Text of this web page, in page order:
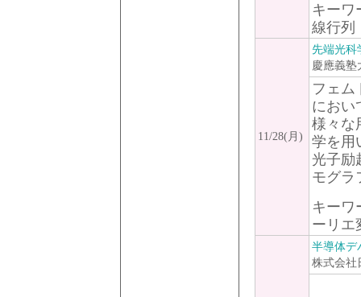
キーワ
線行列
11/28(月)
先端光科
慶應義
フェム
におい
様々な
学を用
光子励
モグラ
キーワ
ーリエ
半導体デ
株式会